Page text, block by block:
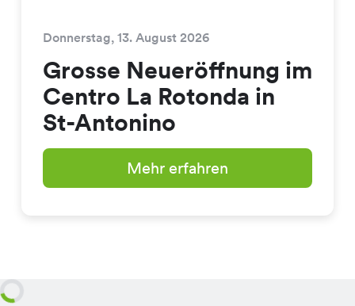
Donnerstag, 13. August 2026
Grosse Neueröffnung im
Centro La Rotonda in
St-Antonino
Mehr erfahren